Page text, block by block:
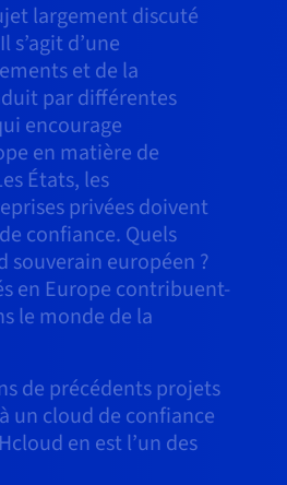
largement discuté
d’une
et de la
par différentes
encourage
en matière de
États, les
privées doivent
confiance. Quels
souverain européen ?
en Europe contribuent-
le monde de la
de précédents projets
un cloud de confiance
en est l’un des